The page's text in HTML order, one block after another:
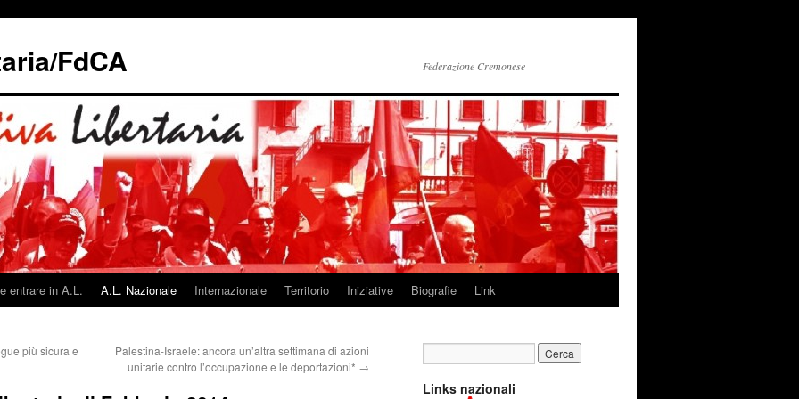
FdCA Federazione Cremonese
entrare in A.L. A.L. Nazionale Internazionale Territorio Iniziative Biografie Link
più sicura e
Palestina-Israele: ancora un’altra settimana di azioni
unitarie contro l’occupazione e le deportazioni* →
Links nazionali